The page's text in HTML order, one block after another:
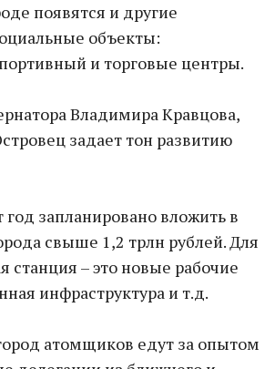
появятся и другие
объекты:
и торговые центры.
Владимира Кравцова,
задает тон развитию
год запланировано вложить в
свыше 1,2 трлн рублей. Для
станция – это новые рабочие
инфраструктура и т.д.
атомщиков едут за опытом